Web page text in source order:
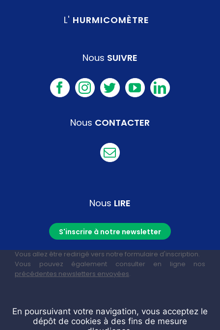
L' HURMICOMÈTRE
Nous SUIVRE
Nous CONTACTER
Nous LIRE
S'inscrire à notre newsletter
Vous allez être redirigé vers notre formulaire d'inscription.
Vous pouvez également consulter en ligne nos
précédentes newsletters envoyées.
En poursuivant votre navigation, vous acceptez le
dépôt de cookies à des fins de mesure